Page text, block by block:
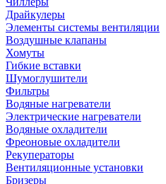
Драйкулеры
Элементы системы вентиляции
Воздушные клапаны
Хомуты
Гибкие вставки
Шумоглушители
Фильтры
Водяные нагреватели
Электрические нагреватели
Водяные охладители
Фреоновые охладители
Рекуператоры
Вентиляционные установки
Бризеры